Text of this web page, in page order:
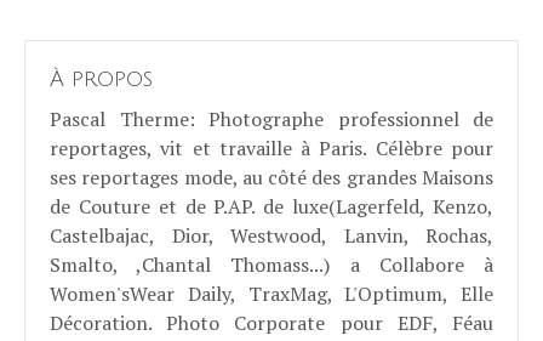
À propos
Pascal Therme: Photographe professionnel de
reportages, vit et travaille à Paris. Célèbre pour
ses reportages mode, au côté des grandes Maisons
de Couture et de P.AP. de luxe(Lagerfeld, Kenzo,
Castelbajac, Dior, Westwood, Lanvin, Rochas,
Smalto, ,Chantal Thomass...) a Collabore à
Women'sWear Daily, TraxMag, L'Optimum, Elle
Décoration. Photo Corporate pour EDF, Féau